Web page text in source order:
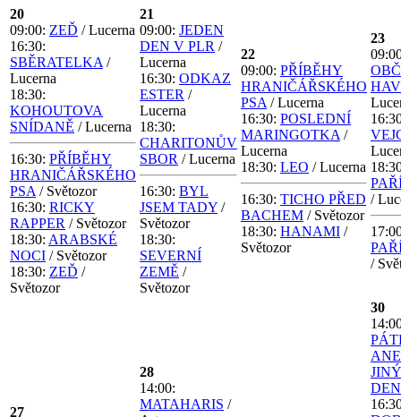
20
09:00: ZEĎ / Lucerna
16:30:
SBĚRATELKA /
Lucerna
18:30:
KOHOUTOVA
SNÍDANĚ / Lucerna
16:30: PŘÍBĚHY
HRANIČÁŘSKÉHO
PSA / Světozor
16:30: RICKY
RAPPER / Světozor
18:30: ARABSKÉ
NOCI / Světozor
18:30: ZEĎ /
Světozor
21
09:00: JEDEN
DEN V PLR /
Lucerna
16:30: ODKAZ
ESTER /
Lucerna
18:30:
CHARITONŮV
SBOR / Lucerna
16:30: BYL
JSEM TADY /
Světozor
18:30:
SEVERNÍ
ZEMĚ /
Světozor
22
09:00: PŘÍBĚHY
HRANIČÁŘSKÉHO
PSA / Lucerna
16:30: POSLEDNÍ
MARINGOTKA /
Lucerna
18:30: LEO / Lucerna
16:30: TICHO PŘED
BACHEM / Světozor
18:30: HANAMI /
Světozor
23
/
/
27
28
14:00:
MATAHARIS /
30
JINÝ
DEN